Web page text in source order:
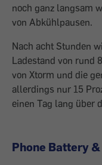
noch ganz langsam
von Abkühlpausen.
Nach acht Stunden
Ladestand von rund
von Xtorm und die
allerdings nur 15
einen Tag lang über
Phone Battery